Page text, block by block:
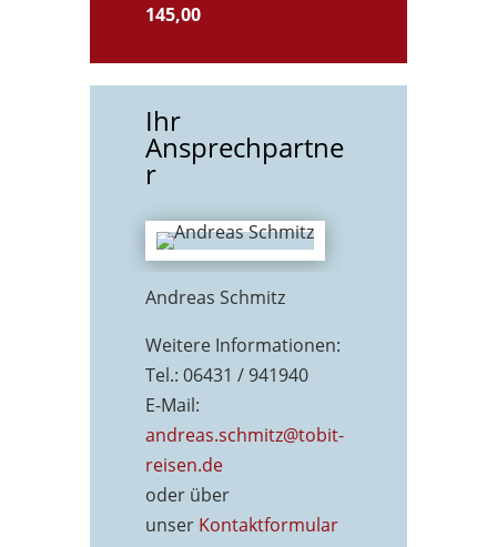
145,00
Ihr
Ansprechpartne
r
Andreas Schmitz
Weitere Informationen:
Tel.: 06431 / 941940
E-Mail:
andreas.schmitz@tobit-
reisen.de
oder über
unser Kontaktformular